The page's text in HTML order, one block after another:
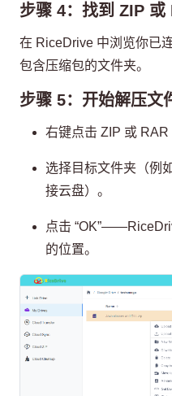
步骤 4：找到 ZIP 或
在 RiceDrive 中浏览你已
包含压缩包的文件夹。
步骤 5：开始解压文
右键点击 ZIP 或
选择目标文件夹（例
接云盘）。
点击
的位置。